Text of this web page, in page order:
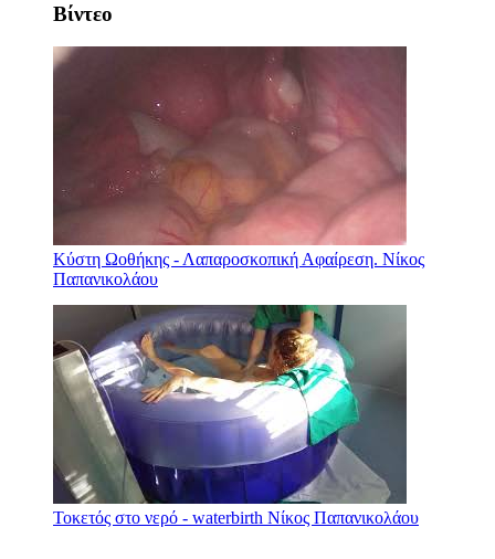
Βίντεο
Κύστη Ωοθήκης - Λαπαροσκοπική Αφαίρεση. Νίκος
Παπανικολάου
Τοκετός στο νερό - waterbirth Νίκος Παπανικολάου